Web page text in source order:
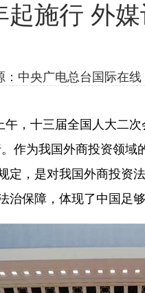
起施行 外
：中央广电总台国际在线
十三届全国人大二次
作为我国外商投资领
定，是对我国外商投资
治保障，体现了中国足够